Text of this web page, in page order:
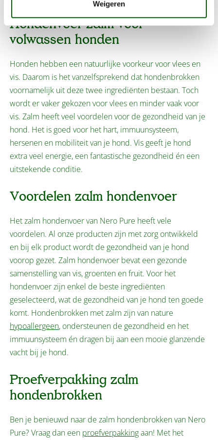
Weigeren
Hondenvoer zalm voor
volwassen honden
Honden hebben een natuurlijke voorkeur voor vlees en
vis. Daarom is het vanzelfsprekend dat hondenbrokken
voornamelijk uit deze twee ingrediënten bestaan. Toch
wordt er vaker gekozen voor vlees en minder vaak voor
vis. Zalm heeft veel voordelen voor de gezondheid van je
hond. Het is goed voor het hart, immuunsysteem,
hersenen en mobiliteit van je hond. Vis geeft je hond
extra veel energie, een fantastische gezondheid én een
uitstekende conditie.
Voordelen zalm hondenvoer
Het zalm hondenvoer van Nero Pure heeft vele
voordelen. Al onze producten zijn met zorg ontwikkeld
en bij elk product wordt de gezondheid van je hond
voorop gezet. Zalm hondenvoer bevat een gezonde
samenstelling van vis, groenten en fruit. Voor het
hondenvoer zijn enkel de beste ingrediënten
geselecteerd, wat de gezondheid van je hond ten goede
komt. Hondenbrokken met zalm zijn van nature
hypoallergeen, ondersteunen de gezondheid en het
immuunsysteem én dragen bij aan een mooie glanzende
vacht bij je hond.
Proefverpakking zalm
hondenbrokken
Ben je benieuwd naar de zalm hondenbrokken van Nero
Pure? Vraag dan een proefverpakkingaan! Met het